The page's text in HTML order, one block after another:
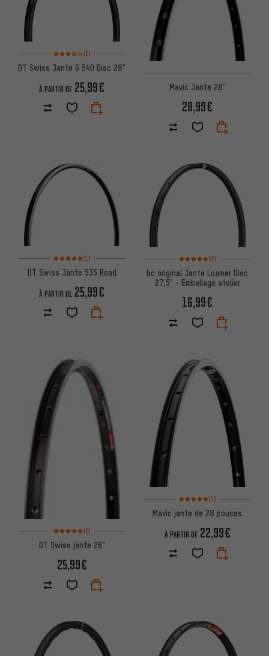
Note moyenne : 3,5 sur 5 d'après 2 avis
(2)
DT Swiss Jante G 540 Disc 28"
À PARTIR DE 25,99€ Mavic Jante 28"
28,99€
Note moyenne : 5 sur 5 d'après 1 avis
(1)
DT Swiss Jante 535 Road
À PARTIR DE 25,99€
Note moyenne : 5 sur 5
(2)
bc original Jante Loamer Disc
27,5" - Emballage atelier
16,99€
Note moyenne : 5 sur 5 d'après 2 avis
(2)
DT Swiss jante 26"
25,99€
Note moyenne : 5 sur 5
(1)
Mavic jante de 28 pouces
À PARTIR DE 22,99€